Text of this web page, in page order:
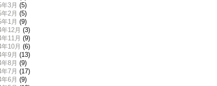
3月 (5)
2月 (5)
1月 (9)
12月 (3)
11月 (9)
10月 (6)
9月 (13)
8月 (9)
7月 (17)
6月 (9)